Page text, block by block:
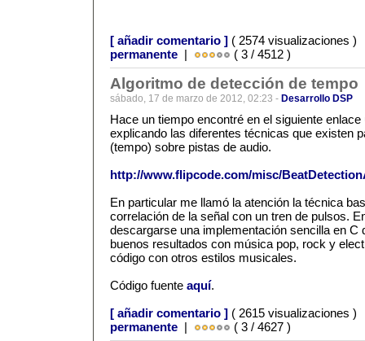
[ añadir comentario ] ( 2574 visualizaciones
permanente | ( 3 / 4512 )
Algoritmo de detección de tempo
sábado, 17 de marzo de 2012, 02:23 - Desarrollo DSP
Hace un tiempo encontré en el siguiente
explicando las diferentes técnicas que existen
(tempo) sobre pistas de audio.
http://www.flipcode.com/misc/
En particular me llamó la atención la técnica
correlación de la señal con un tren de pulsos.
descargarse una implementación sencilla en C
buenos resultados con música pop, rock y
código con otros estilos musicales.
Código fuente aquí.
[ añadir comentario ] ( 2615 visualizaciones
permanente | ( 3 / 4627 )